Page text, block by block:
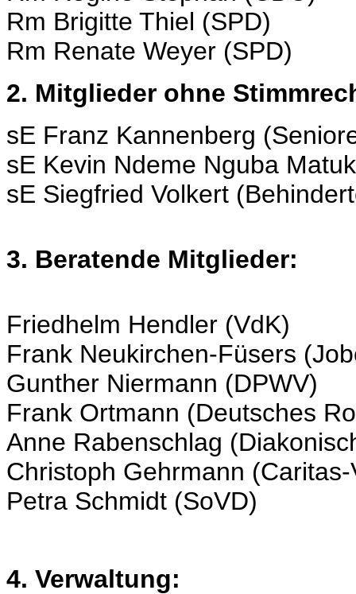
Rm Brigitte Thiel (SPD)
Rm Renate Weyer (SPD)
2. Mitglieder ohne
sE Franz Kannenberg
sE Kevin Ndeme Nguba
sE Siegfried Volkert
3. Beratende Mitglieder:
Friedhelm Hendler (VdK)
Frank Neukirchen-Füsers
Gunther Niermann (DPWV)
Frank Ortmann (Deutsches
Anne Rabenschlag
Christoph Gehrmann
Petra Schmidt (SoVD)
4. Verwaltung: